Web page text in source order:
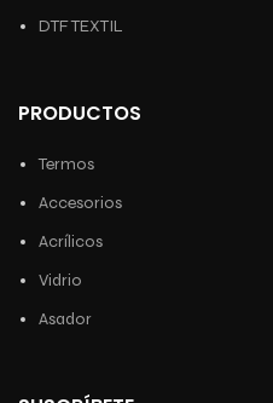
DTF TEXTIL
PRODUCTOS
Termos
Accesorios
Acrílicos
Vidrio
Asador